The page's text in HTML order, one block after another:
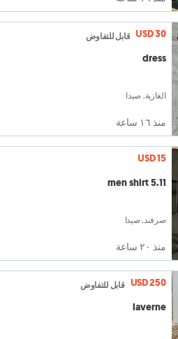
USD 30 قابل للتفاوض
dress
الغازية, صيدا
منذ ١٦ ساعة
USD 15
5.11 men shirt
صرفند, صيدا
منذ ٢۰ ساعة
USD 250 قابل للتفاوض
laverne